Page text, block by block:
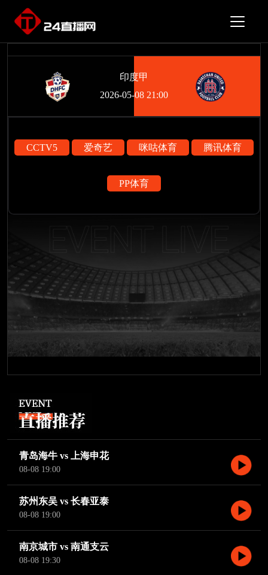
印度甲
2026-05-08 21:00
CCTV5 爱奇艺 咪咕体育 腾讯体育
PP体育
青岛海牛 vs 上海申花
08-08 19:00
苏州东吴 vs 长春亚泰
08-08 19:00
南京城市 vs 南通支云
08-08 19:30